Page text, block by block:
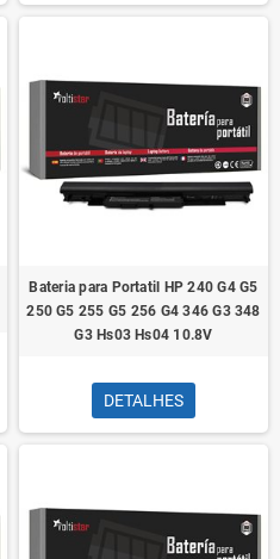
Bateria para Portatil HP 240 G4 G5
250 G5 255 G5 256 G4 346 G3 348
G3 Hs03 Hs04 10.8V
DETALHES